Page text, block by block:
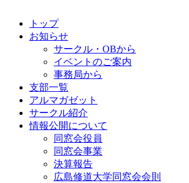
トップ
お知らせ
サークル・OBから
イベントのご案内
事務局から
支部一覧
アルマガゼット
サークル紹介
情報公開について
同窓会役員
同窓会事業
決算報告
広島修道大学同窓会会則